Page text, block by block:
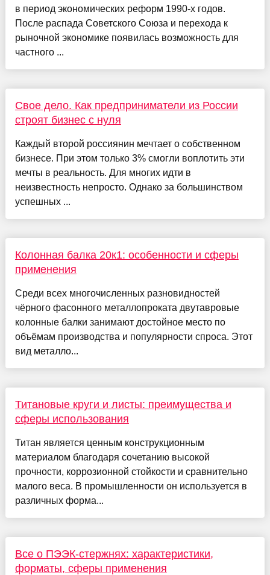
в период экономических реформ 1990-х годов.
После распада Советского Союза и перехода к
рыночной экономике появилась возможность для
частного ...
Свое дело. Как предприниматели из России
строят бизнес с нуля
Каждый второй россиянин мечтает о собственном
бизнесе. При этом только 3% смогли воплотить эти
мечты в реальность. Для многих идти в
неизвестность непросто. Однако за большинством
успешных ...
Колонная балка 20к1: особенности и сферы
применения
Среди всех многочисленных разновидностей
чёрного фасонного металлопроката двутавровые
колонные балки занимают достойное место по
объёмам производства и популярности спроса. Этот
вид металло...
Титановые круги и листы: преимущества и
сферы использования
Титан является ценным конструкционным
материалом благодаря сочетанию высокой
прочности, коррозионной стойкости и сравнительно
малого веса. В промышленности он используется в
различных форма...
Все о ПЭЭК-стержнях: характеристики,
форматы, сферы применения